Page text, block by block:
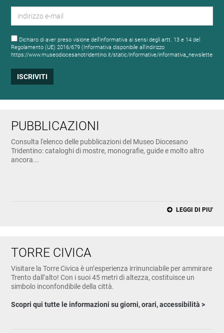
Dichiaro di aver preso visione dell'informativa ai sensi degli artt. 13 e 14 del
Regolamento (UE) 2016/679 (Informativa disponibile all'indirizzo
https://www.museodiocesanotridentino.it/static/informative/
PUBBLICAZIONI
Consulta l'elenco delle pubblicazioni del Museo Diocesano
Tridentino: cataloghi di mostre, monografie, guide e molto altro
ancora...
LEGGI DI PIU'
TORRE CIVICA
Visitare la Torre Civica è un’esperienza irrinunciabile per ammirare
Trento dall’alto! Con i suoi 45 metri di altezza, costituisce un
simbolo inconfondibile della città.
Scopri qui tutte le informazioni su giorni, orari, accessibilità >